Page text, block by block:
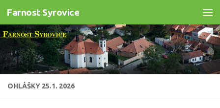
Skip to content
Farnost Syrovice
OHLÁŠKY 25.1. 2026